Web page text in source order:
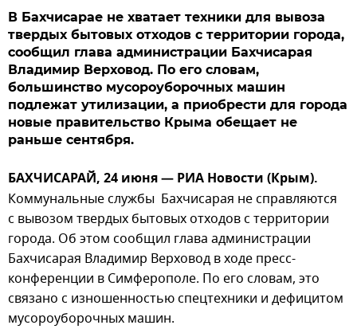
В Бахчисарае не хватает техники для вывоза
твердых бытовых отходов с территории города,
сообщил глава администрации Бахчисарая
Владимир Верховод. По его словам,
большинство мусороуборочных машин
подлежат утилизации, а приобрести для города
новые правительство Крыма обещает не
раньше сентября.
БАХЧИСАРАЙ, 24 июня — РИА Новости (Крым).
Коммунальные службы Бахчисарая не справляются
с вывозом твердых бытовых отходов с территории
города. Об этом сообщил глава администрации
Бахчисарая Владимир Верховод в ходе пресс-
конференции в Симферополе. По его словам, это
связано с изношенностью спецтехники и дефицитом
мусороуборочных машин.